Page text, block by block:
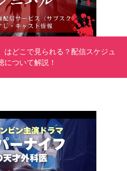
はどこで見られる？配信スケジュ
について解説！